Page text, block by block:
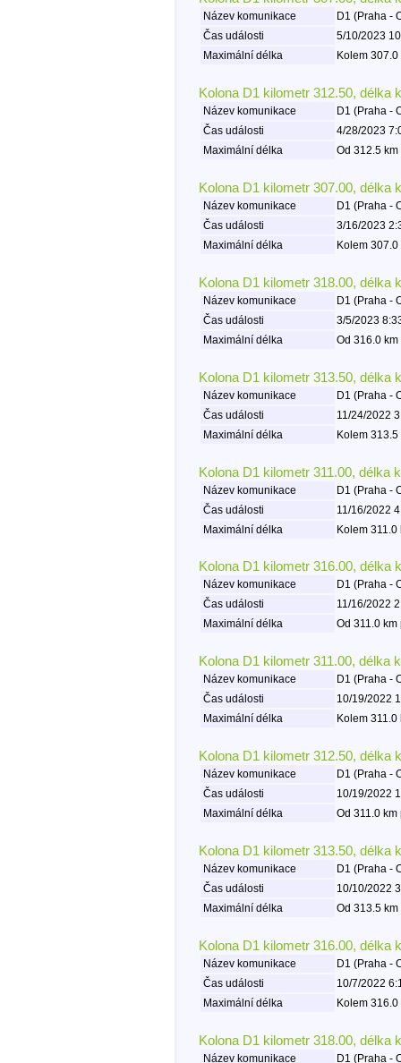
Název komunikace
D1 (Praha -
Čas události
5/10/2023
Maximální délka
Kolem
Kolona D1 kilometr 312.50, délka
Název komunikace
D1 (Praha -
Čas události
4/28/2023
Maximální délka
Od 312.5
Kolona D1 kilometr 307.00, délka
Název komunikace
D1 (Praha -
Čas události
3/16/2023
Maximální délka
Kolem
Kolona D1 kilometr 318.00, délka
Název komunikace
D1 (Praha -
Čas události
3/5/2023
Maximální délka
Od 316.0
Kolona D1 kilometr 313.50, délka
Název komunikace
D1 (Praha -
Čas události
11/24/2022
Maximální délka
Kolem
Kolona D1 kilometr 311.00, délka
Název komunikace
D1 (Praha -
Čas události
11/16/2022
Maximální délka
Kolem 311.0
Kolona D1 kilometr 316.00, délka
Název komunikace
D1 (Praha -
Čas události
11/16/2022
Maximální délka
Od 311.0
Kolona D1 kilometr 311.00, délka
Název komunikace
D1 (Praha -
Čas události
10/19/2022
Maximální délka
Kolem
Kolona D1 kilometr 312.50, délka
Název komunikace
D1 (Praha -
Čas události
10/19/2022
Maximální délka
Od 311.0
Kolona D1 kilometr 313.50, délka
Název komunikace
D1 (Praha -
Čas události
10/10/2022
Maximální délka
Od 313.5
Kolona D1 kilometr 316.00, délka
Název komunikace
D1 (Praha -
Čas události
10/7/2022
Maximální délka
Kolem
Kolona D1 kilometr 318.00, délka
Název komunikace
D1 (Praha -